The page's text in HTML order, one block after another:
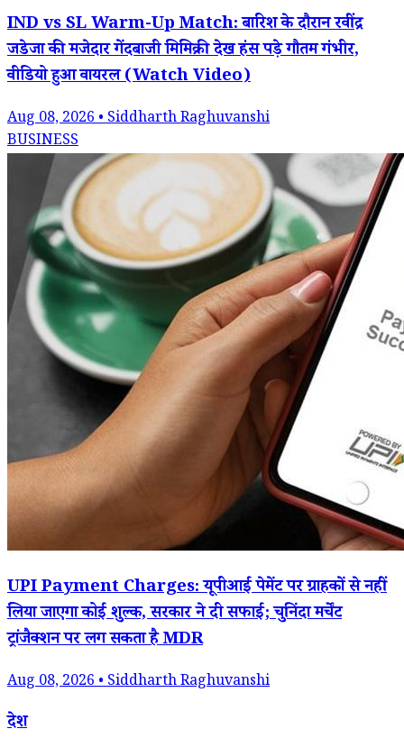
IND vs SL Warm-Up Match: बारिश के दौरान रवींद्र
जडेजा की मजेदार गेंदबाजी मिमिक्री देख हंस पड़े गौतम गंभीर,
वीडियो हुआ वायरल (Watch Video)
Aug 08, 2026 • Siddharth Raghuvanshi
BUSINESS
UPI Payment Charges: यूपीआई पेमेंट पर ग्राहकों से नहीं
लिया जाएगा कोई शुल्क, सरकार ने दी सफाई; चुनिंदा मर्चेंट
ट्रांजैक्शन पर लग सकता है MDR
Aug 08, 2026 • Siddharth Raghuvanshi
देश